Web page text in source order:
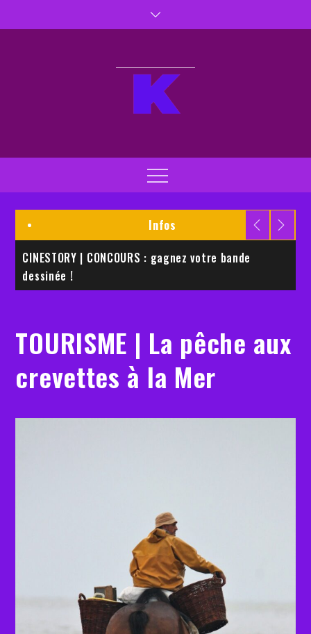
Menu
Infos
CINESTORY | CONCOURS : gagnez votre bande
dessinée !
TOURISME | La pêche aux
crevettes à la Mer